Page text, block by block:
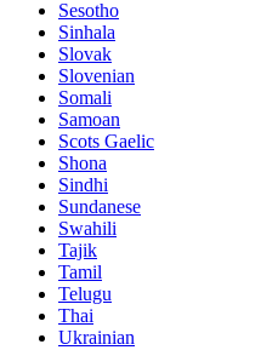
Sesotho
Sinhala
Slovak
Slovenian
Somali
Samoan
Scots Gaelic
Shona
Sindhi
Sundanese
Swahili
Tajik
Tamil
Telugu
Thai
Ukrainian